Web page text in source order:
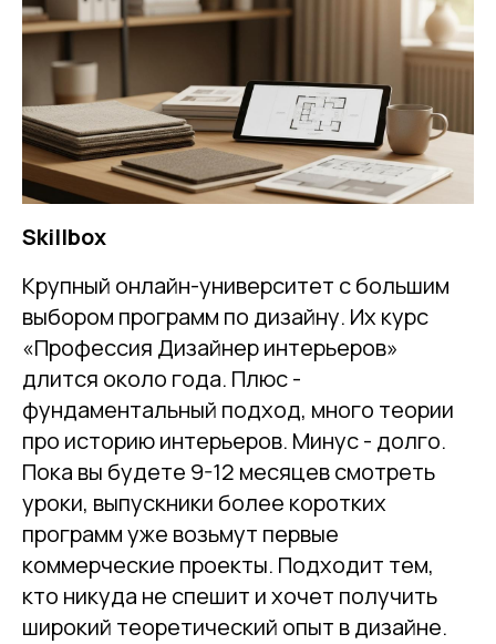
Skillbox
Крупный онлайн-университет с большим
выбором программ по дизайну. Их курс
«Профессия Дизайнер интерьеров»
длится около года. Плюс -
фундаментальный подход, много теории
про историю интерьеров. Минус - долго.
Пока вы будете 9-12 месяцев смотреть
уроки, выпускники более коротких
программ уже возьмут первые
коммерческие проекты. Подходит тем,
кто никуда не спешит и хочет получить
широкий теоретический опыт в дизайне.